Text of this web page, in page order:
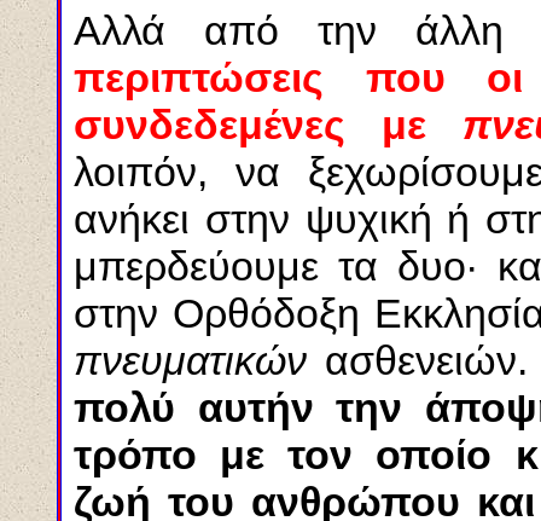
Αλλά από την άλλη
περιπτώσεις που οι
συνδεδεμένες με
λοιπόν, να
ανήκει στην ψυχική ή
μπερδεύουμε τα δυο·
στην Ορθόδοξη
πνευματικών
πολύ αυτήν την
τρόπο με τον οποίο
ζωή του ανθρώπου και